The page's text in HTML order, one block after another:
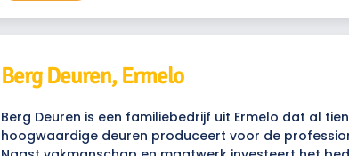
Berg Deuren, Ermelo
Berg Deuren is een familiebedrijf uit Ermelo dat al
hoogwaardige deuren produceert voor de